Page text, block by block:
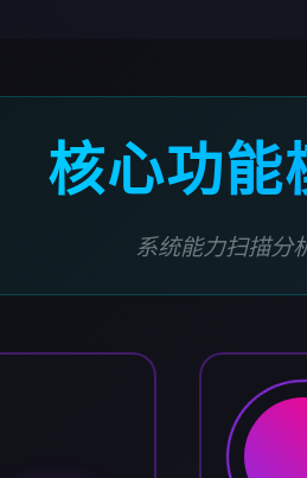
核心功能
系统能力扫描分